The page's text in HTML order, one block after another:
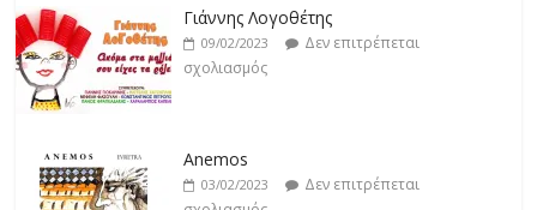
Γιάννης Λογοθέτης
09/02/2023
Δεν επιτρέπεται
σχολιασμός
Anemos
03/02/2023
Δεν επιτρέπεται